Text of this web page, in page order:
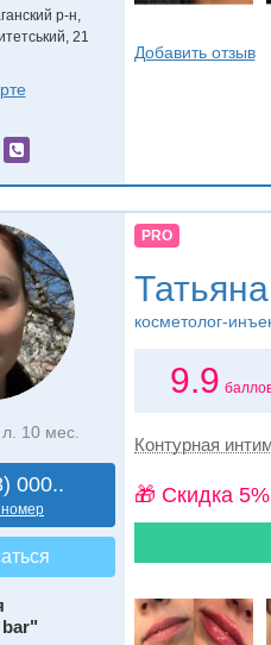
р-н,
21
Добавить отзыв
10 мес.
000..
номер
PRO
косметолог-
9.9
Контурная
🎁 Cкидка